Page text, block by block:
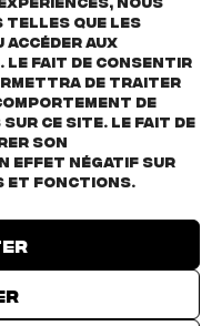
telles que les
aux
Le fait de consentir
de traiter
de
sur ce site. Le fait de
son
effet négatif sur
et fonctions.